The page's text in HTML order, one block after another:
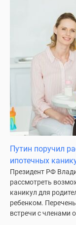
Путин поручил
ипотечных
Президент РФ
рассмотреть
каникул для
ребенком.
встречи с членами